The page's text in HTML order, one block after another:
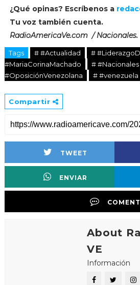
¿Qué opinas? Escríbenos a
Tu voz también cuenta.
RadioAmericaVe.com / Nacionales.
Tags # #Actualidad #
#MariaCorinaMachado
# #Nacionales
#OposiciónVenezolana
# #venezuela
Compartir
TWEET
ENVIAR
About
VE
Información